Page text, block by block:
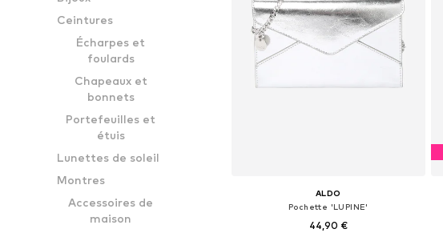
Ceintures
Écharpes et
foulards
Chapeaux et
bonnets
Portefeuilles et
étuis
Lunettes de soleil
Montres
Accessoires de
maison
ALDO
Pochette 'LUPINE'
44,90 €